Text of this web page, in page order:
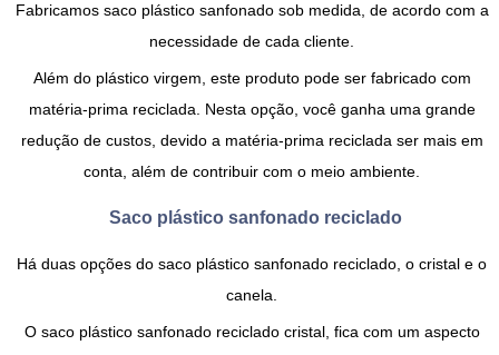
Fabricamos saco plástico sanfonado sob medida , de acordo com a
necessidade de cada cliente.
Além do plástico virgem, este produto pode ser fabricado com
matéria-prima reciclada. Nesta opção, você ganha uma grande
redução de custos, devido a matéria-prima reciclada ser mais em
conta, além de contribuir com o meio ambiente.
Saco plástico sanfonado reciclado
Há duas opções do saco plástico sanfonado reciclado , o cristal e o
canela.
O saco plástico sanfonado reciclado cristal, fica com um aspecto